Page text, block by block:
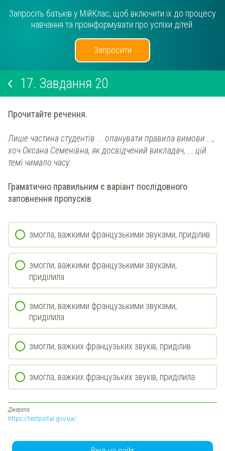
Запросіть батьків у МійКлас, щоб включити їх до процесу
навчання та проінформувати про успіхи дітей.
Запросити
17. Завдання 20
Прочитайте речення.
Лише частина студентів ... опанувати правила вимови ...,
хоч Оксана Семенівна, як досвідчений викладач, ... цій
темі чимало часу.
Граматично правильним є варіант послідовного
заповнення пропусків
змогла, важкими французькими звуками, приділив
змогли, важкими французькими звуками,
приділила
змогли, важкими французькими звуками,
приділила
змогли, важких французьких звуків, приділив
змогла, важких французьких звуків, приділила
Джерела:
https://testportal.gov.ua/